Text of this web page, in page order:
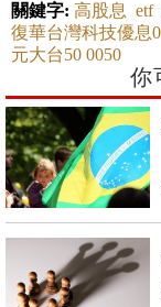
關鍵字: 高股息 etf
復華台灣科技優息
元大台50 0050
你